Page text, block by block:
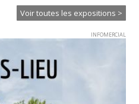
Voir toutes les expositions >
INFOMERCIAL